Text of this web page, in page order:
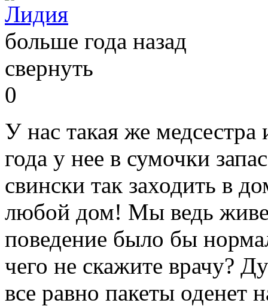
Лидия
больше года назад
свернуть
0
У нас такая же
года у нее в сумочки
свински так заходить в
любой дом! Мы ведь
поведение было бы
чего не скажите врачу?
все равно пакеты оденет